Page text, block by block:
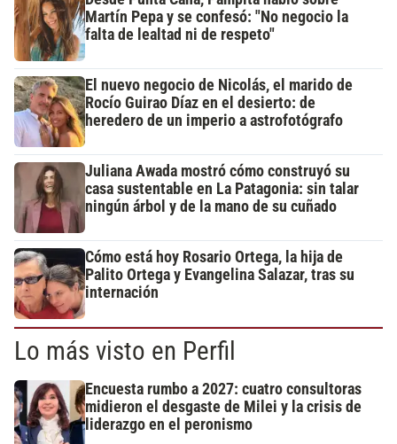
Martín Pepa y se confesó: "No negocio la
falta de lealtad ni de respeto"
El nuevo negocio de Nicolás, el marido de
Rocío Guirao Díaz en el desierto: de
heredero de un imperio a astrofotógrafo
Juliana Awada mostró cómo construyó su
casa sustentable en La Patagonia: sin talar
ningún árbol y de la mano de su cuñado
Cómo está hoy Rosario Ortega, la hija de
Palito Ortega y Evangelina Salazar, tras su
internación
Lo más visto en Perfil
Encuesta rumbo a 2027: cuatro consultoras
midieron el desgaste de Milei y la crisis de
liderazgo en el peronismo